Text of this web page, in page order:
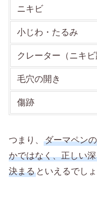
ニキビ
小じわ・たるみ
クレーター（ニキビ
毛穴の開き
傷跡
つまり、 ダーマペン
かではなく、正しい
決まるといえるでしょ